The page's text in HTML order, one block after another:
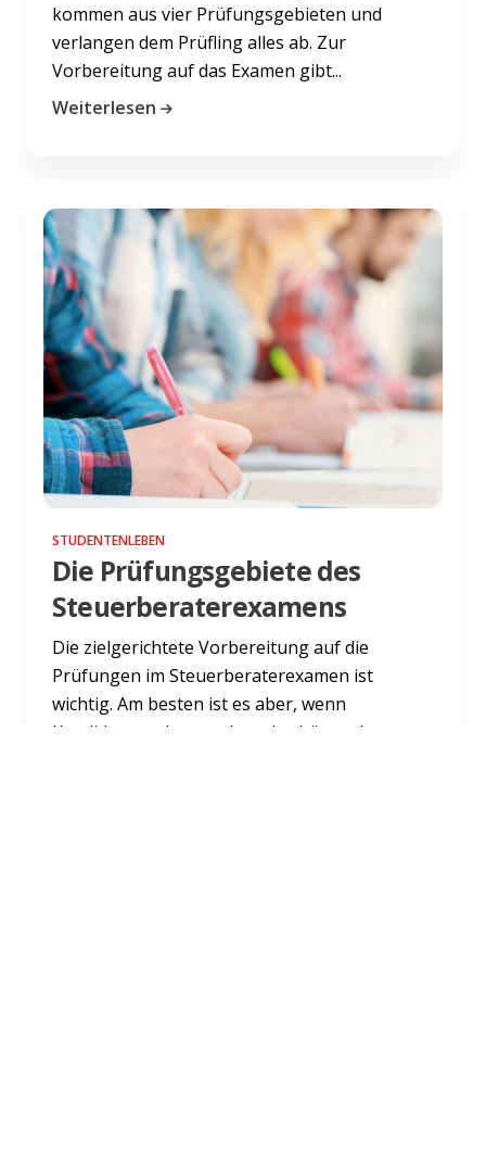
kommen aus vier Prüfungsgebieten und
verlangen dem Prüfling alles ab. Zur
Vorbereitung auf das Examen gibt...
Weiterlesen
STUDENTENLEBEN
Die Prüfungsgebiete des
Steuerberaterexamens
Die zielgerichtete Vorbereitung auf die
Prüfungen im Steuerberaterexamen ist
wichtig. Am besten ist es aber, wenn
Kandidaten schon vorher abschätzen k...